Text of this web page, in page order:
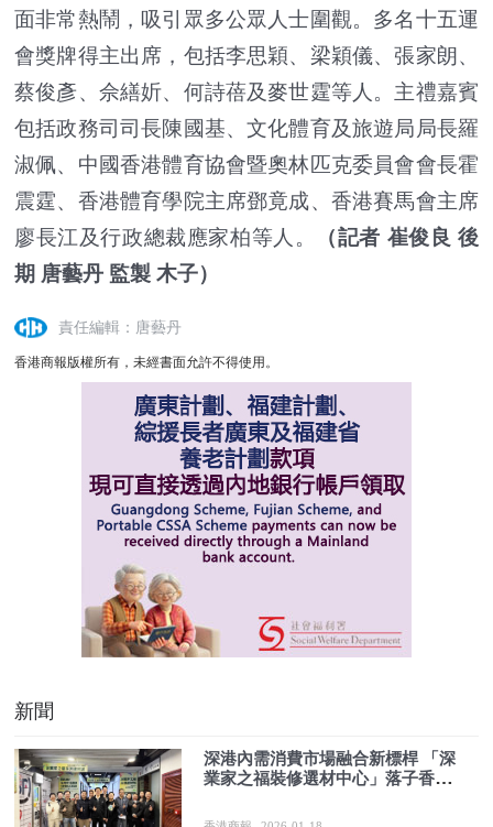
面非常熱鬧，吸引眾多公眾人士圍觀。多名十五運
會獎牌得主出席，包括李思穎、梁穎儀、張家朗、
蔡俊彥、佘繕妡、何詩蓓及麥世霆等人。主禮嘉賓
包括政務司司長陳國基、文化體育及旅遊局局長羅
淑佩、中國香港體育協會暨奧林匹克委員會會長霍
震霆、香港體育學院主席鄧竟成、香港賽馬會主席
廖長江及行政總裁應家柏等人。
（記者 崔俊良 後
期 唐藝丹 監製 木子）
責任編輯：唐藝丹
香港商報版權所有，未經書面允許不得使用。
新聞
深港內需消費市場融合新標桿 「深
業家之福裝修選材中心」落子香港